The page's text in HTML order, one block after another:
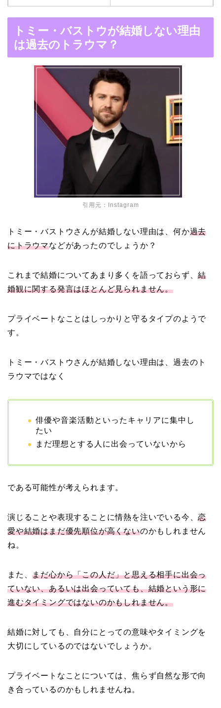
の馴れ初めは「SMAP×S
演でキムタクがド緊張！
【画像】ブーニンの嫁は
資産家の娘！馴れ初めは
取材！？
すぎる歴代彼氏４人と
「隠し子」の噂とは？
二宮和也と嫁・伊藤綾子
ティ番組！共演を重ねて
急接近！
画像や離婚理由は？
馴れ初めは友人の紹介！
関西出身の癒し系美人！
10年！
AKUROの結婚馴れ初め
トミー・バストウが結婚しない理由
は過去のトラウマ？
引用元： Instagram
トミー・バストウさんが結婚しない理由は、何か過去
にトラウマなどがあったのでしょうか？
これまで結婚についてあまり多くを語っておらず、結
婚観に関する発言はほとんど見られません。
プライベートなことはしっかりと守るタイプのようで
す。
トミー・バストウさんが結婚しない理由は、過去のト
ラウマではなく
俳優や音楽活動といったキャリアに集中し
たい
まだ理想とする人に出会っていないから
である可能性が考えられます。
演じることや表現することに情熱を注いでいる今、恋
愛や結婚はまだ優先順位が高くないのかもしれません
ね。
また、まだ心から「この人だ」と思える相手に出会っ
ていない、あるいは出会っていても、結婚という形に
進むタイミングではないのかもしれません。
結婚に対しても、自分にとっての意味やタイミングを
大切にしているのではないでしょうか。
プライベートなことについては、焦らず自然な形で向
き合っているのかもしれませんね。